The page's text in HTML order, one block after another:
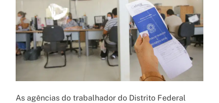
As agências do trabalhador do Distrito Federal